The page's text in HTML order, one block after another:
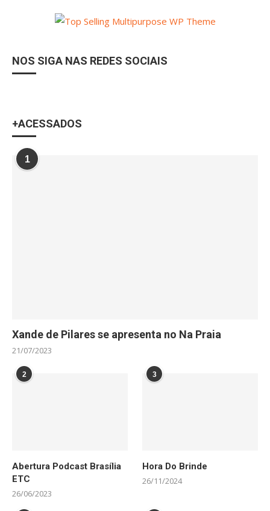
NOS SIGA NAS REDES SOCIAIS
+ACESSADOS
1
Xande de Pilares se apresenta no Na Praia
21/07/2023
2
Abertura Podcast Brasília
ETC
26/06/2023
3
Hora Do Brinde
26/11/2024